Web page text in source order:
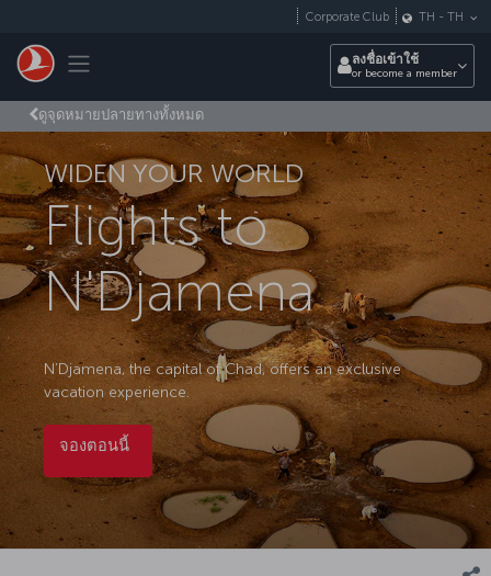
Toggle navigation
Corporate Club TH - TH
ลงชื่อเข้าใช้
or become a member
ดูจุดหมายปลายทางทั้งหมด
WIDEN YOUR WORLD
Flights to
N'Djamena
N’Djamena, the capital of Chad, offers an exclusive
vacation experience.
จองตอนนี้